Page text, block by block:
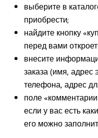
выберите в
приобрести;
найдите кнопку
перед вами
внесите
заказа (имя, адрес
телефона, адрес
поле
если у вас есть
его можно